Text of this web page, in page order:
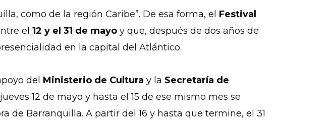
como de la región Caribe”. De esa forma, el Festival
el 12 y el 31 de mayo y que, después de dos años de
en la capital del Atlántico.
del Ministerio de Cultura y la Secretaría de
12 de mayo y hasta el 15 de ese mismo mes se
de Barranquilla. A partir del 16 y hasta que termine, el 31